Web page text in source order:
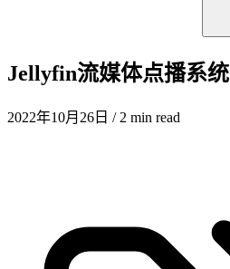
Jellyfin流媒体点播系统
2022年10月26日 / 2 min read